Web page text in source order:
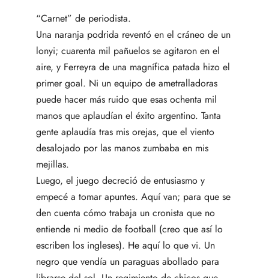
“Carnet” de periodista.
Una naranja podrida reventó en el cráneo de un
lonyi; cuarenta mil pañuelos se agitaron en el
aire, y Ferreyra de una magnífica patada hizo el
primer goal. Ni un equipo de ametralladoras
puede hacer más ruido que esas ochenta mil
manos que aplaudían el éxito argentino. Tanta
gente aplaudía tras mis orejas, que el viento
desalojado por las manos zumbaba en mis
mejillas.
Luego, el juego decreció de entusiasmo y
empecé a tomar apuntes. Aquí van; para que se
den cuenta cómo trabaja un cronista que no
entiende ni medio de football (creo que así lo
escriben los ingleses). He aquí lo que vi. Un
negro que vendía un paraguas abollado para